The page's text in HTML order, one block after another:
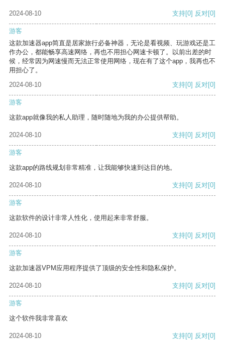
2024-08-10 支持[0] 反对[0]
游客
这款加速器app简直是居家旅行必备神器，无论是看视频、玩游戏还是工
作办公，都能畅享高速网络，再也不用担心网速卡顿了。以前出差的时
候，经常因为网速慢而无法正常使用网络，现在有了这个app，我再也不
用担心了。
2024-08-10
支持[0] 反对[0]
游客
这款app就像我的私人助理，随时随地为我的办公提供帮助。
2024-08-10 支持[0] 反对[0]
游客
这款app的路线规划非常精准，让我能够快速到达目的地。
2024-08-10 支持[0] 反对[0]
游客
这款软件的设计非常人性化，使用起来非常舒服。
2024-08-10 支持[0] 反对[0]
游客
这款加速器VPM应用程序提供了顶级的安全性和隐私保护。
2024-08-10 支持[0] 反对[0]
游客
这个软件我非常喜欢
2024-08-10 支持[0] 反对[0]